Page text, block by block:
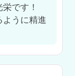
です！
ように精進